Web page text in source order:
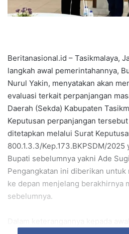
Beritanasional.id – Tasikmalaya,
langkah awal pemerintahannya,
Nurul Yakin, menyatakan akan
evaluasi terkait perpanjangan
Daerah (Sekda) Kabupaten
Keputusan perpanjangan
ditetapkan melalui Surat
800.1.3.3/Kep.173.BKPSDM/
Bupati sebelumnya yakni Ade
Pengangkatan ini diberikan untuk
ke depan menjelang berakhirnya
sebelumnya.